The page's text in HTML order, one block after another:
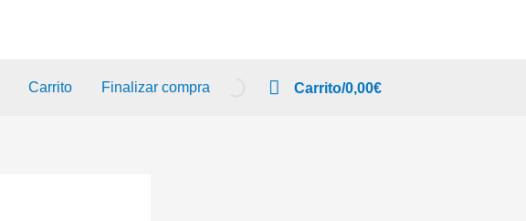
Carrito Finalizar compra Carrito/0,00€